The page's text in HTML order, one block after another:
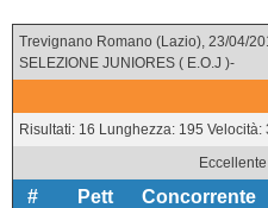
Trevignano Romano (Lazio), 23/04/
SELEZIONE JUNIORES ( E.O.J )-
Risultati: 16 Lunghezza: 195 Velocità:
# Pett Concorrente